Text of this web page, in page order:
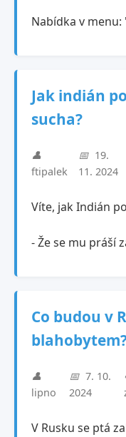
Nabídka v menu:
Jak indián
sucha?
👤
ftipalek
📅 19.
11. 2024
Víte, jak Indián
- Že se mu práší
Co budou v
👤
lipno
📅 7. 10.
2024
V Rusku se ptá